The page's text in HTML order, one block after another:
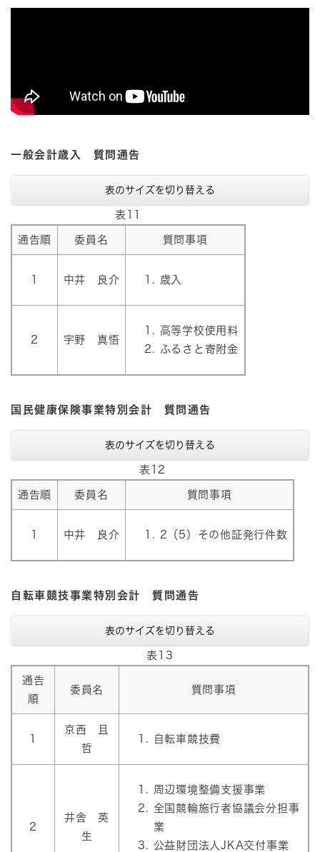
一般会計歳入 質問通告
表のサイズを切り替える
表11
通告順 委員名 質問事項
中井 良介 歳入
2 宇野 真悟
高等学校使用料
ふるさと寄附金
国民健康保険事業特別会計 質問通告
表のサイズを切り替える
表12
通告順 委員名 質問事項
中井 良介 2（5）その他証発行件数
自転車競技事業特別会計 質問通告
表のサイズを切り替える
表13
通告
順
委員名 質問事項
京西 且
哲
自転車競技費
2
井舎 英
生
周辺環境整備支援事業
全国競輪施行者協議会分担事
業
公益財団法人JKA交付事業